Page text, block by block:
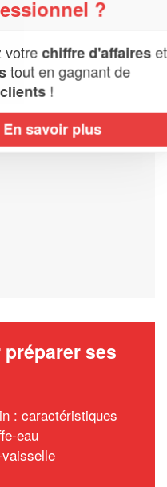
ses
: caractéristiques
eau
?
chiffre d'affaireset
en gagnant de
!
savoir plus